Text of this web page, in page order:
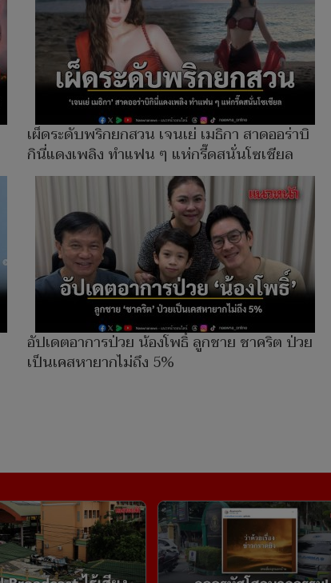
เผ็ดระดับพริกยกสวน เจนเย่ เมธิกา สาดออร่าบิ
กินี่แดงเพลิง ทำแฟน ๆ แห่กรี๊ดสนั่นโซเชียล
อัปเดตอาการป่วย น้องโพธิ์ ลูกชาย ชาคริต ป่วย
เป็นเคสหายากไม่ถึง 5%